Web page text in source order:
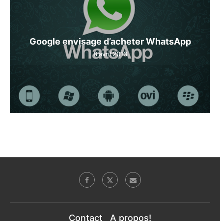
Google envisage d’acheter WhatsApp
8 avril 2013
Contact A propos!